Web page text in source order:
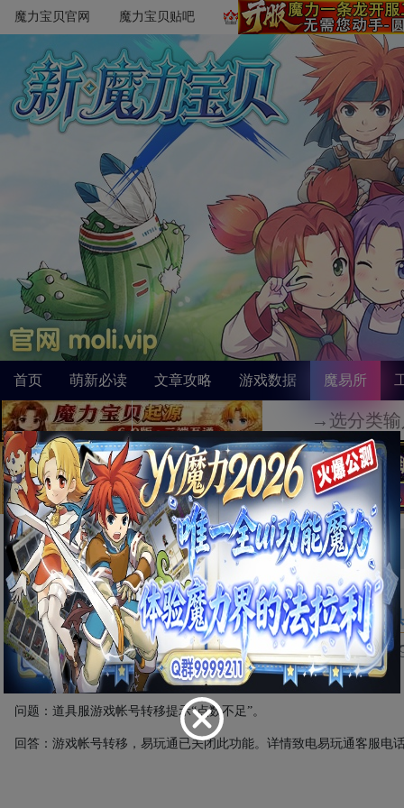
魔力宝贝官网 魔力宝贝贴吧
首页 萌新必读 文章攻略 游戏数据 魔易所
首页 攻略 经验分享 道具服游戏帐号转移提示“点数不足”
道
问题：道具服游戏帐号转移提示“点数不足”。
回答：游戏帐号转移，易玩通已关闭此功能。详情致电易玩通客服电